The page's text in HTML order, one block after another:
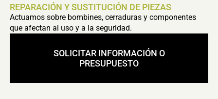
REPARACIÓN Y SUSTITUCIÓN DE PIEZAS
Actuamos sobre bombines, cerraduras y componentes
que afectan al uso y a la seguridad.
SOLICITAR INFORMACIÓN O
PRESUPUESTO